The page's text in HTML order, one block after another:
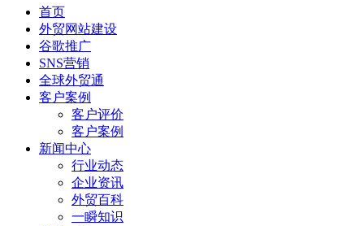
首页
外贸网站建设
谷歌推广
SNS营销
全球外贸通
客户案例
客户评价
客户案例
新闻中心
行业动态
企业资讯
外贸百科
一瞬知识